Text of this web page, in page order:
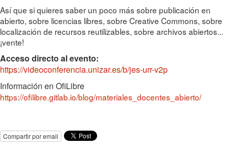
Así que si quieres saber un poco más sobre publicación en
abierto, sobre licencias libres, sobre Creative Commons, sobre
localización de recursos reutilizables, sobre archivos abiertos...
¡vente!
Acceso directo al evento:
https://videoconferencia.unizar.es/b/jes-urr-v2p
Información en OfiLibre
https://ofilibre.gitlab.io/blog/materiales_docentes_abierto/
Compartir por email